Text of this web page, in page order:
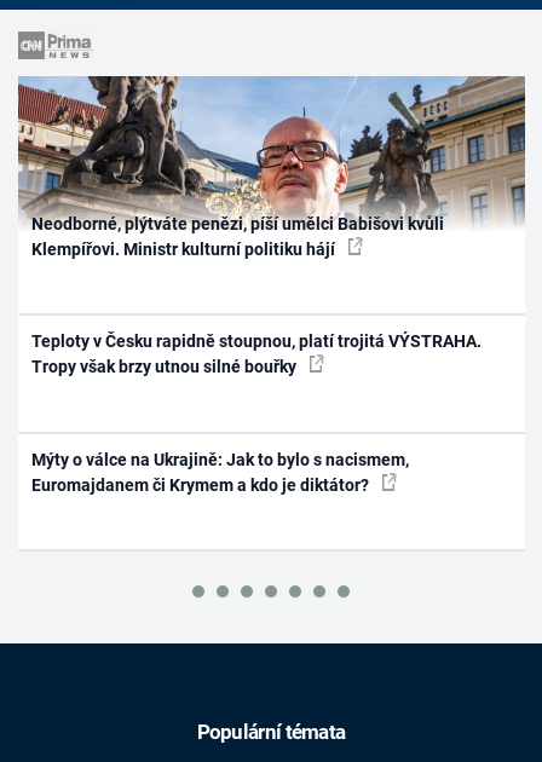
Neodborné, plýtváte penězi, píší umělci Babišovi kvůli
Klempířovi. Ministr kulturní politiku hájí
Teploty v Česku rapidně stoupnou, platí trojitá VÝSTRAHA.
Tropy však brzy utnou silné bouřky
Mýty o válce na Ukrajině: Jak to bylo s nacismem,
Euromajdanem či Krymem a kdo je diktátor?
Populární témata